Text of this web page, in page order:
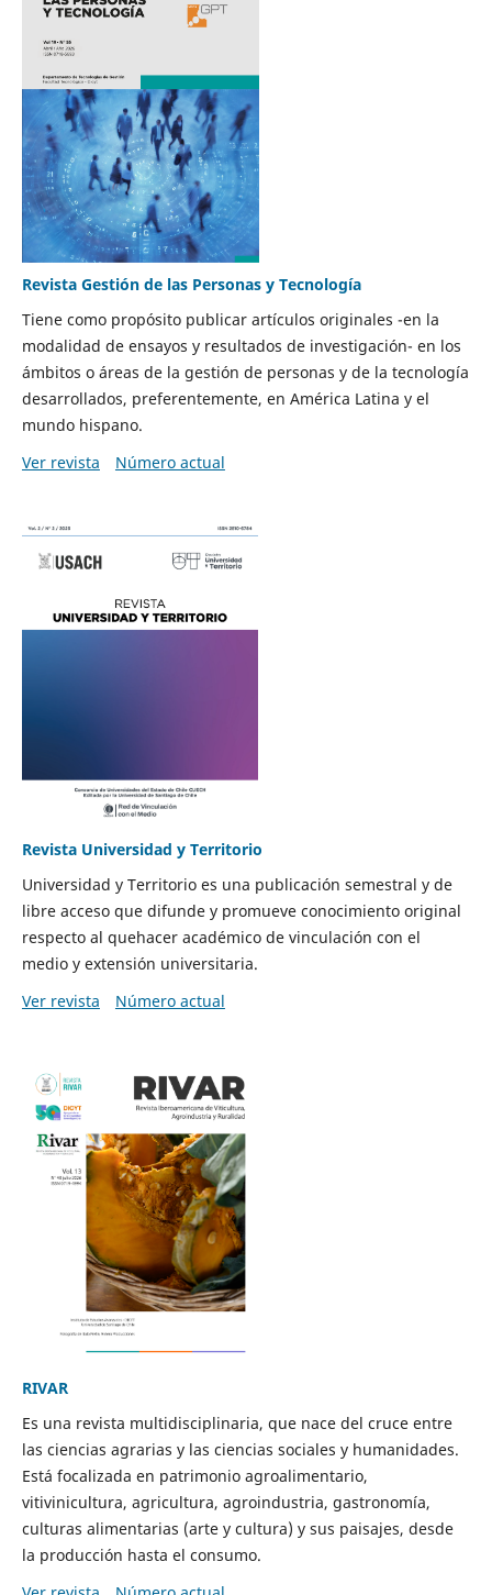
Revista Gestión de las Personas y Tecnología
Tiene como propósito publicar artículos originales -en la
modalidad de ensayos y resultados de investigación- en los
ámbitos o áreas de la gestión de personas y de la tecnología
desarrollados, preferentemente, en América Latina y el
mundo hispano.
Ver revista
Número actual
Revista Universidad y Territorio
Universidad y Territorio es una publicación semestral y de
libre acceso que difunde y promueve conocimiento original
respecto al quehacer académico de vinculación con el
medio y extensión universitaria.
Ver revista
Número actual
RIVAR
Es una revista multidisciplinaria, que nace del cruce entre
las ciencias agrarias y las ciencias sociales y humanidades.
Está focalizada en patrimonio agroalimentario,
vitivinicultura, agricultura, agroindustria, gastronomía,
culturas alimentarias (arte y cultura) y sus paisajes, desde
la producción hasta el consumo.